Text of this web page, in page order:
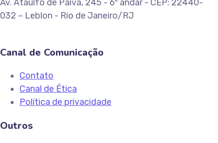
Av. Ataulfo de Paiva, 245 - 6º andar - CEP: 22440-
032 – Leblon - Rio de Janeiro/RJ
Canal de Comunicação
Contato
Canal de Ética
Política de privacidade
Outros